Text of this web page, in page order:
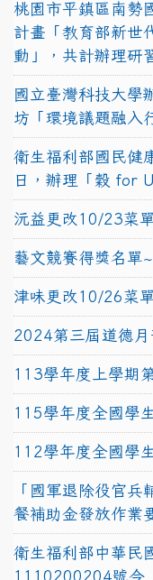
桃園市平鎮區南勢
計畫「教育部新世
動」，共計辦理研
國立臺灣科技大學
坊「環境議題融入
衛生福利部國民健
日，辦理「穀 for
沅益更改10/23菜
藝文競賽得獎名單
津味更改10/26菜
2024第三屆道德
113學年度上學期
115學年度全國學
112學年度全國學
「國軍退除役官兵
餐補助金發放作業
衛生福利部中華民
1110200204號令